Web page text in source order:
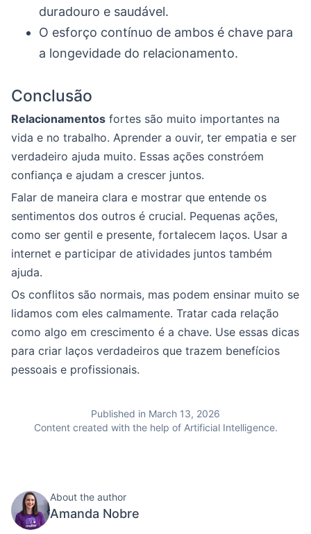
duradouro e saudável.
O esforço contínuo de ambos é chave para
a longevidade do relacionamento.
Conclusão
Relacionamentos fortes são muito importantes na
vida e no trabalho. Aprender a ouvir, ter empatia e ser
verdadeiro ajuda muito. Essas ações constróem
confiança e ajudam a crescer juntos.
Falar de maneira clara e mostrar que entende os
sentimentos dos outros é crucial. Pequenas ações,
como ser gentil e presente, fortalecem laços. Usar a
internet e participar de atividades juntos também
ajuda.
Os conflitos são normais, mas podem ensinar muito se
lidamos com eles calmamente. Tratar cada relação
como algo em crescimento é a chave. Use essas dicas
para criar laços verdadeiros que trazem benefícios
pessoais e profissionais.
Published in March 13, 2026
Content created with the help of Artificial Intelligence.
About the author
Amanda Nobre